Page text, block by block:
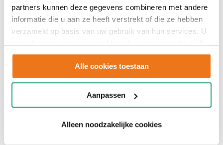
partners kunnen deze gegevens combineren met andere
informatie die u aan ze heeft verstrekt of die ze hebben
verzameld op basis van uw gebruik van hun services. U
gebruiken.
Alle cookies toestaan
Aanpassen
Alleen noodzakelijke cookies
Een semi greeploze keuken vormt een slimme
middenweg tussen design en gebruiksgemak.
Hierbij wordt gewerkt met subtiele greeplijsten
of geïntegreerde oplossingen die nauwelijks